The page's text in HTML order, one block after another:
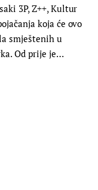
3P, Z++, Kultur
koja će ovo
smještenih u
Od prije je…